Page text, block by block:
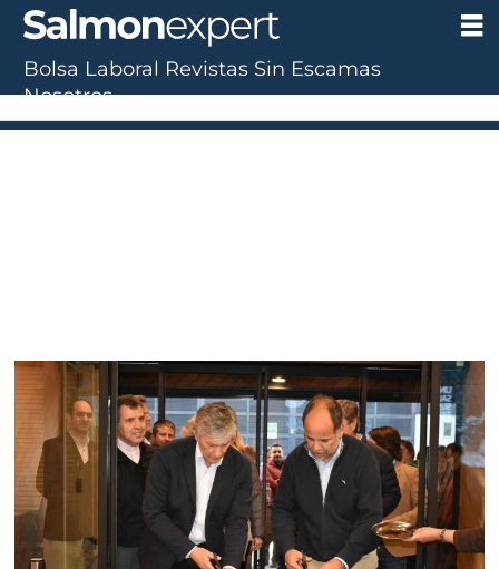
Tag:
edificio
Bolsa Laboral Revistas Sin Escamas
Nosotros